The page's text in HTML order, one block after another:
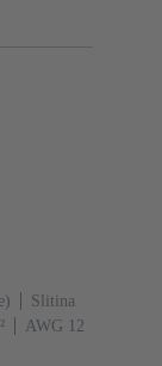
Slitina
AWG 12